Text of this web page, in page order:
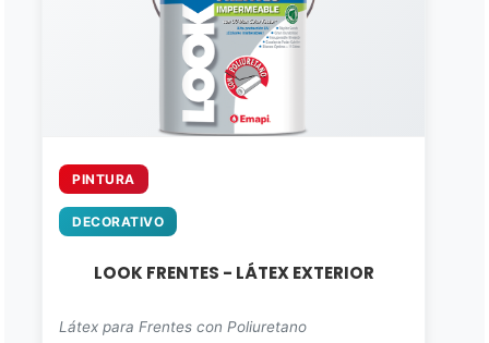
PINTURA
DECORATIVO
LOOK FRENTES - LÁTEX EXTERIOR
Látex para Frentes con Poliuretano